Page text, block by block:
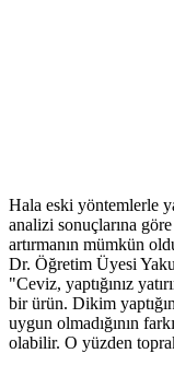
Hala eski yöntemlerle
analizi sonuçlarına
artırmanın mümkün
Dr. Öğretim Üyesi
"Ceviz, yaptığınız
bir ürün. Dikim
uygun olmadığının
olabilir. O yüzden